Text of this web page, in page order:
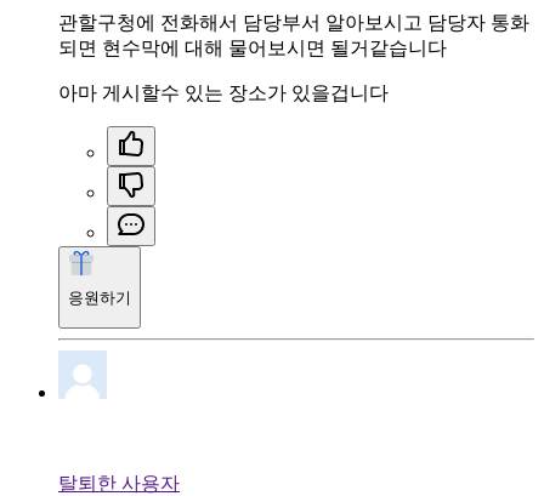
관할구청에 전화해서 담당부서 알아보시고 담당자 통화
되면 현수막에 대해 물어보시면 될거같습니다
아마 게시할수 있는 장소가 있을겁니다
응원하기
탈퇴한 사용자